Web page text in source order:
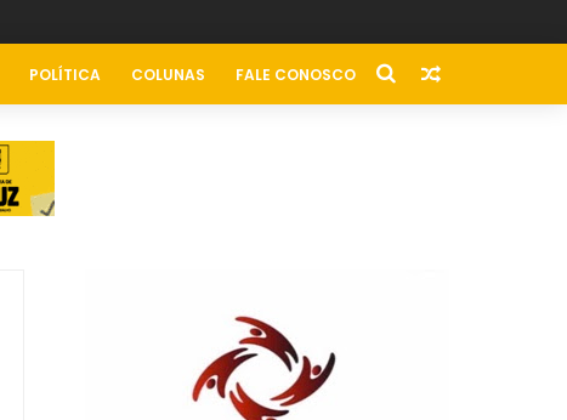
POLÍTICA COLUNAS FALE CONOSCO